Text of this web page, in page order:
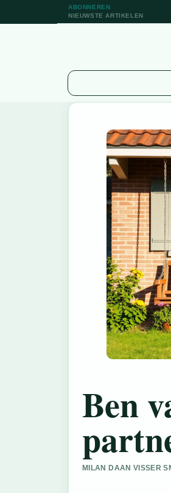
ABONNEREN
NIEUWSTE ARTIKELEN
Ben
MILAN DAAN VISSER